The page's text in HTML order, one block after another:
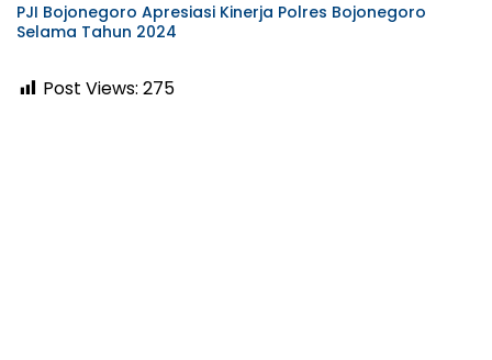
PJI Bojonegoro Apresiasi Kinerja Polres Bojonegoro
Selama Tahun 2024
Post Views: 275